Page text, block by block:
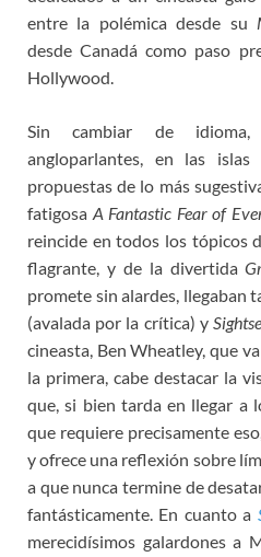
entre la polémica desde su
desde Canadá como paso
Hollywood.
Sin cambiar de
angloparlantes, en las
propuestas de lo más
fatigosa A Fantastic Fear of
reincide en todos los tópicos
flagrante, y de la divertida
promete sin alardes, llegaban
(avalada por la crítica) y
cineasta, Ben Wheatley, que
la primera, cabe destacar la
que, si bien tarda en llegar a
que requiere precisamente
y ofrece una reflexión sobre
a que nunca termine de
fantásticamente. En cuanto a
merecidísimos galardones a